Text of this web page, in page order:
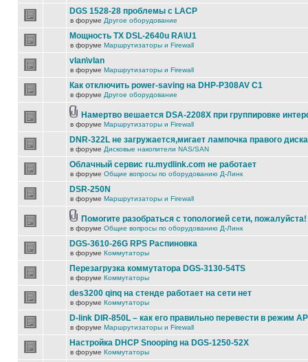
DGS 1528-28 проблемы с LACP
в форуме Другое оборудование
Мощность TX DSL-2640u RA\U1
в форуме Маршрутизаторы и Firewall
vlan\vlan
в форуме Маршрутизаторы и Firewall
Как отключить power-saving на DHP-P308AV C1
в форуме Другое оборудование
Намертво вешается DSA-2208X при группировке
в форуме Маршрутизаторы и Firewall
DNR-322L не загружается,мигает лампочка правого диска
в форуме Дисковые накопители NAS/SAN
Облачный сервис ru.mydlink.com не работает
в форуме Общие вопросы по оборудованию Д-Линк
DSR-250N
в форуме Маршрутизаторы и Firewall
Помогите разобраться с топологией сети, пожалуйста!
в форуме Общие вопросы по оборудованию Д-Линк
DGS-3610-26G RPS Распиновка
в форуме Коммутаторы
Перезагрузка коммутатора DGS-3130-54TS
в форуме Коммутаторы
des3200 qinq на стенде работает на сети нет
в форуме Коммутаторы
D-link DIR-850L – как его правильно перевести в режим
в форуме Маршрутизаторы и Firewall
Настройка DHCP Snooping на DGS-1250-52X
в форуме Коммутаторы